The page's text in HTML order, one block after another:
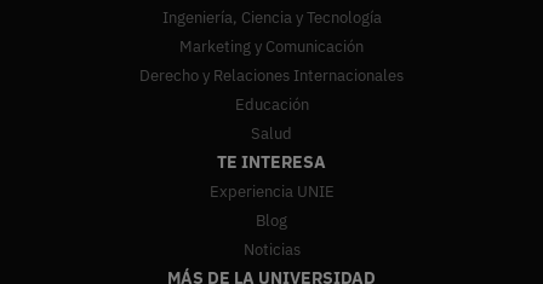
Ingeniería, Ciencia y Tecnología
Marketing y Comunicación
Derecho y Relaciones Internacionales
Educación
Salud
TE INTERESA
Experiencia UNIE
Blog
Noticias
MÁS DE LA UNIVERSIDAD